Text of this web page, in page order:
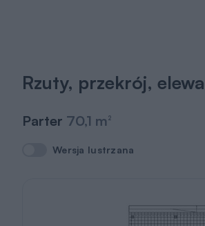
Rzuty, przekrój,
Parter 70,1 m 2
Wersja lustrzana
Wersja lustrzana